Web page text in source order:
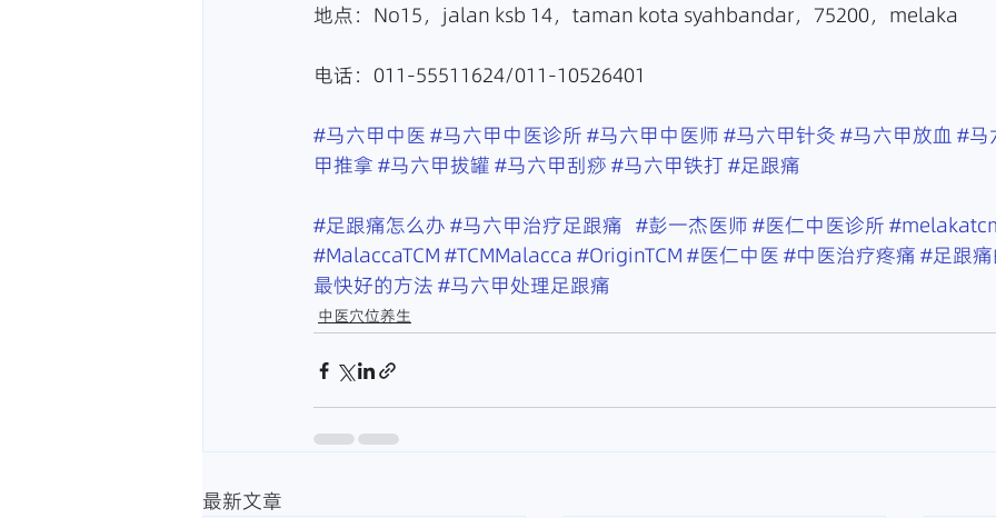
地点：No15，jalan ksb 14，taman kota syahbandar，75200，melaka
电话：011-55511624/011-10526401
#马六甲中医 #马六甲中医诊所 #马六甲中医师 #马六甲针灸 #马六甲放血 #马
甲推拿 #马六甲拔罐 #马六甲刮痧 #马六甲铁打 #足跟痛
#足跟痛怎么办 #马六甲治疗足跟痛 #彭一杰医师 #医仁中医诊所
#MalaccaTCM #TCMMalacca #OriginTCM #医仁中医 #中医治疗疼痛 #足跟
最快好的方法 #马六甲处理足跟痛
中医穴位养生
最新文章